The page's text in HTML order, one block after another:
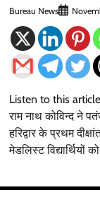
Bureau News
Listen to this article
राम नाथ कोविन्द ने
हरिद्वार के प्रथम
मेडलिस्ट विद्यार्थियों